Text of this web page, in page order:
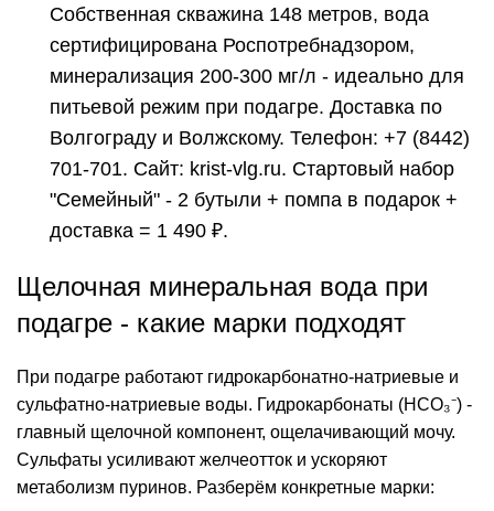
Собственная скважина 148 метров, вода
сертифицирована Роспотребнадзором,
минерализация 200-300 мг/л - идеально для
питьевой режим при подагре. Доставка по
Волгограду и Волжскому. Телефон: +7 (8442)
701-701. Сайт: krist-vlg.ru. Стартовый набор
"Семейный" - 2 бутыли + помпа в подарок +
доставка = 1 490 ₽.
Щелочная минеральная вода при
подагре - какие марки подходят
При подагре работают гидрокарбонатно-натриевые и
сульфатно-натриевые воды. Гидрокарбонаты (HCO₃⁻) -
главный щелочной компонент, ощелачивающий мочу.
Сульфаты усиливают желчеотток и ускоряют
метаболизм пуринов. Разберём конкретные марки: